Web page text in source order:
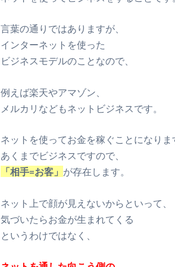
言葉の通りではありますが、
インターネットを使った
ビジネスモデルのことなので、
例えば楽天やアマゾン、
メルカリなどもネットビジネスです。
ネットを使ってお金を稼ぐことになりま
あくまでビジネスですので、
「相手=お客」 が存在します。
ネット上で顔が見えないからといって、
気づいたらお金が生まれてくる
というわけではなく、